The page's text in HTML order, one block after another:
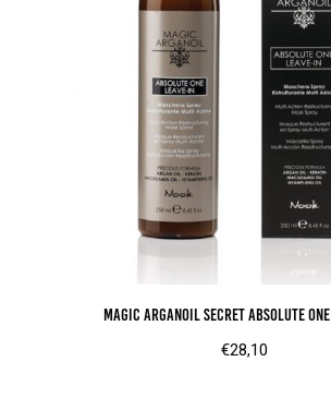
Magic Arganoil Secret absolute
€28,10